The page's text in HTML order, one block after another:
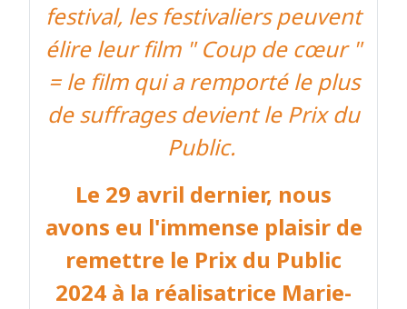
festival, les festivaliers peuvent
élire leur film " Coup de cœur "
= le film qui a remporté le plus
de suffragesdevient le Prix du
Public.
Le 29 avril dernier, nous
avons eu l'immense plaisir de
remettre le Prix du Public
2024 à la réalisatrice Marie-